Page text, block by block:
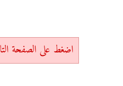
اضغط على الصفحة